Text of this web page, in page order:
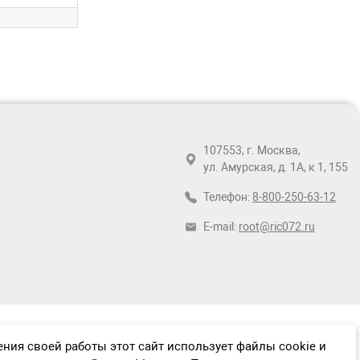
107553, г. Москва,
ул. Амурская, д. 1А, к 1, 155
Телефон: 8-800-250-63-12
E-mail: root@ric072.ru
своей работы этот сайт использует файлы cookie и